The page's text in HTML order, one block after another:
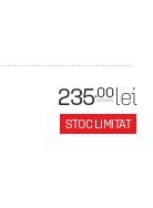
235.00 lei
STOC LIMITAT